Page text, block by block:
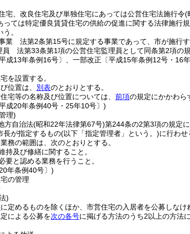
、改良住宅及び単独住宅にあっては公営住宅法施行令(
っては特定優良賃貸住宅の供給の促進に関する法律施行規
。
業 法第2条第15号に規定する事業であって、市が施行す
員 法第33条第1項の公営住宅監理員として同条第2項の
成13年条例16号〕、一部改正〔平成15年条例12号・16
を設置する。
位置は、 別表のとおりとする。
宅等の名称及び位置については、 前項の規定にかかわら
成20年条例40号・25年10号〕)
理)
方自治法(昭和22年法律第67号)第244条の2第3項の規定
長が指定するもの(以下「指定管理者」という。)に行わせ
務の範囲は、次のとおりとする。
持及び修繕に関すること。
要と認める業務を行うこと。
年条例40号〕)
の管理
)
に定めるものを除くほか、市営住宅の入居者を公募しなけ
による公募を次の各号に掲げる方法のうち2以上の方法